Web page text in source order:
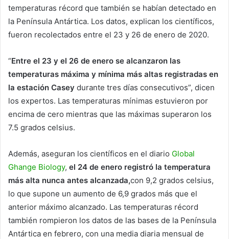
temperaturas récord que también se habían detectado en
la Península Antártica. Los datos, explican los científicos,
fueron recolectados entre el 23 y 26 de enero de 2020.
“Entre el 23 y el 26 de enero se alcanzaron las
temperaturas máxima y mínima más altas registradas en
la estación Casey durante tres días consecutivos”, dicen
los expertos. Las temperaturas mínimas estuvieron por
encima de cero mientras que las máximas superaron los
7.5 grados celsius.
Además, aseguran los científicos en el diario Global
Ghange Biology, el 24 de enero registró la temperatura
más alta nunca antes alcanzada,con 9,2 grados celsius,
lo que supone un aumento de 6,9 grados más que el
anterior máximo alcanzado. Las temperaturas récord
también rompieron los datos de las bases de la Península
Antártica en febrero, con una media diaria mensual de